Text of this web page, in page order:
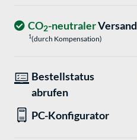
CO2-neutralerVersand
1(durch Kompensation)
Bestellstatus
abrufen
PC-Konfigurator